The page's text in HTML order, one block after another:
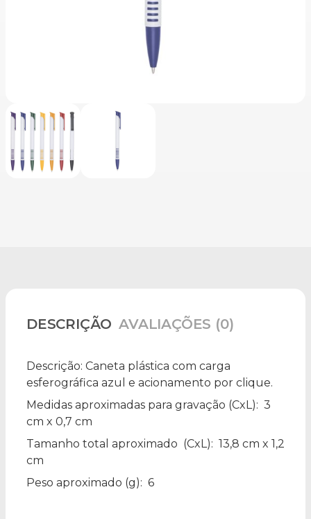
DESCRIÇÃO AVALIAÇÕES (0)
Descrição: Caneta plástica com carga
esferográfica azul e acionamento por clique.
Medidas aproximadas para gravação (CxL): 3
cm x 0,7 cm
Tamanho total aproximado (CxL): 13,8 cm x 1,2
cm
Peso aproximado (g): 6